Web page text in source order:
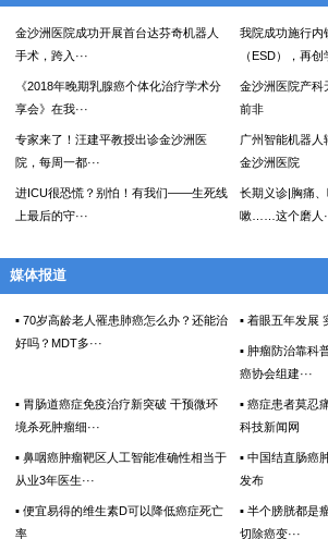
金沙洲医院成功开展首台达芬奇机器人
手术，跨入···
我院成功施行内
（ESD），再创
《2018年晚期乳腺癌个体化治疗学术分
享会》在我···
金沙洲医院产科
前非
专家来了！汪建平教授出诊金沙洲医
院，每周一都···
广州智能机器人
金沙洲医院
进ICU很恐慌？别怕！有我们——生死线
上最后的守···
长期义诊|胸痛
嗽……这个磨人
媒体报道
▪ 70岁高龄老人罹患肺癌怎么办？还能治
好吗？MDT多···
▪ 着眼五年发展
▪ 肿瘤防治靠科
癌协会组建···
▪ 胃肠道癌症免疫治疗新突破 干预微环
境杀死肿瘤细···
▪ 癌症患者莫忍
科技新闻网
▪ 鼻咽癌肿瘤靶区人工智能准确性相当于
从业3年医生···
▪ 中国结直肠癌
发布
▪ 便宜易得的维生素D可以降低癌症死亡
率
▪ 半个膀胱都是
切除癌变···